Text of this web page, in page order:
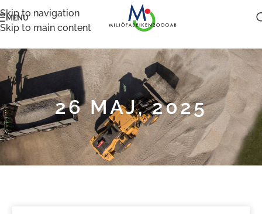
Skip to navigation
Skip to main content
MENU
26 MAJ, 2025